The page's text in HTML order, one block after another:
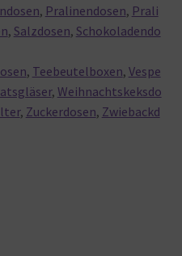
, Pralinendosen, Prali
, Salzdosen, Schokoladendo
, Teebeutelboxen, Vespe
, Weihnachtskeksdo
, Zuckerdosen, Zwiebackd